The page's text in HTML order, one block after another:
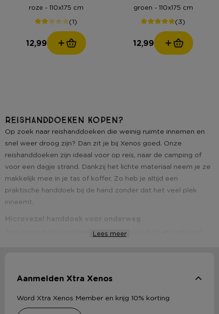
roze - 110x175 cm
(1)
12,99
groen - 110x175 cm
(3)
12,99
Reishanddoeken kopen?
Op zoek naar reishanddoeken die weinig ruimte innemen en
snel weer droog zijn? Dan zit je bij Xenos goed. Onze
reishanddoeken zijn ideaal voor op reis, naar de camping of
voor een dagje strand. Dankzij het lichte materiaal neem je ze
makkelijk mee in je tas of koffer. Zo heb je altijd een
praktische handdoek bij de hand zonder dat het veel plek
inneemt.
Een microvezel handdoek is perfect als je licht en compact
in je tas.
Sneldrogende handdoek voor elk moment
Een sneldrogende handdoek is ideaal wanneer je vaak
Lees meer
Aanmelden Xtra Xenos
Word Xtra Xenos Member en krijg 10% korting